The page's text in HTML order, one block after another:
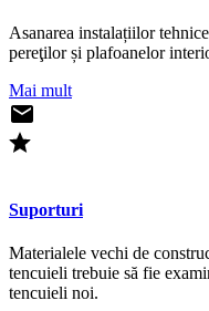
Asanarea instalațiilor
pereţilor și plafoanelor
Mai mult
Suporturi
Materialele vechi de
tencuieli trebuie să fie
tencuieli noi.